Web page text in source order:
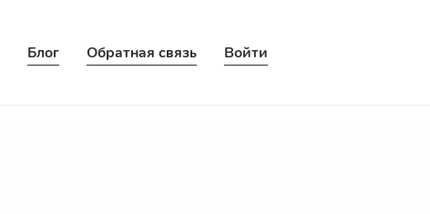
Блог Обратная связь Войти